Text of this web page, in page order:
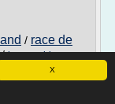
X
/ race de
berger chien